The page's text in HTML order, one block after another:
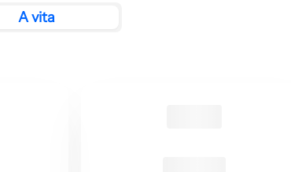
A vita